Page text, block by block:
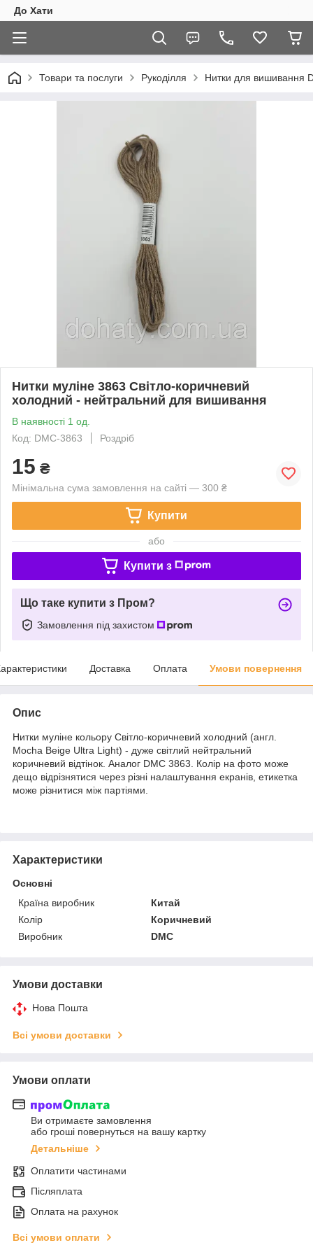
До Хати
Товари та послуги Рукоділля Нитки для вишивання
Нитки муліне 3863 Світло-коричневий
холодний - нейтральний для вишивання
В наявності 1 од.
Код: DMC-3863
Роздріб
15 ₴
Мінімальна сума замовлення на сайті — 300 ₴
Купити
або
Купити з
Що таке купити з Пром?
Замовлення під захистом
Доставка Оплата Умови повернення
Опис
Нитки муліне кольору Світло-коричневий холодний (англ.
Mocha Beige Ultra Light) - дуже світлий нейтральний
коричневий відтінок. Аналог DMC 3863. Колір на фото може
дещо відрізнятися через різні налаштування екранів, етикетка
може різнитися між партіями.
Характеристики
Основні
Країна виробник
Китай
Колір
Коричневий
Виробник
DMC
Умови доставки
Нова Пошта
Всі умови доставки
Умови оплати
Ви отримаєте замовлення
або гроші повернуться на вашу картку
Детальніше
Оплатити частинами
Післяплата
Оплата на рахунок
Всі умови оплати